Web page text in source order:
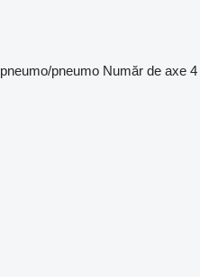
pneumo/pneumo Număr de axe 4